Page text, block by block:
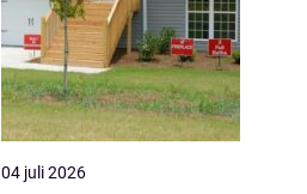
04 juli 2026